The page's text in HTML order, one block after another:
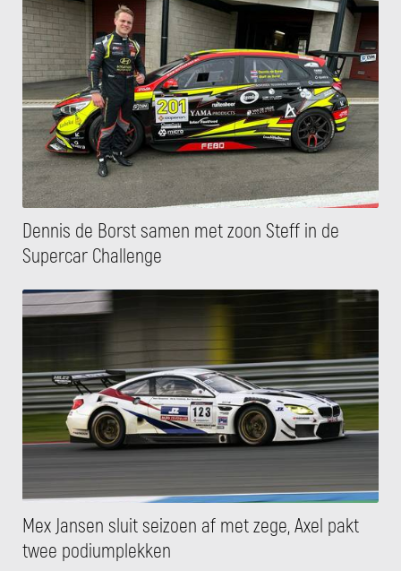
Dennis de Borst samen met zoon Steff in de
Supercar Challenge
Mex Jansen sluit seizoen af met zege, Axel pakt
twee podiumplekken